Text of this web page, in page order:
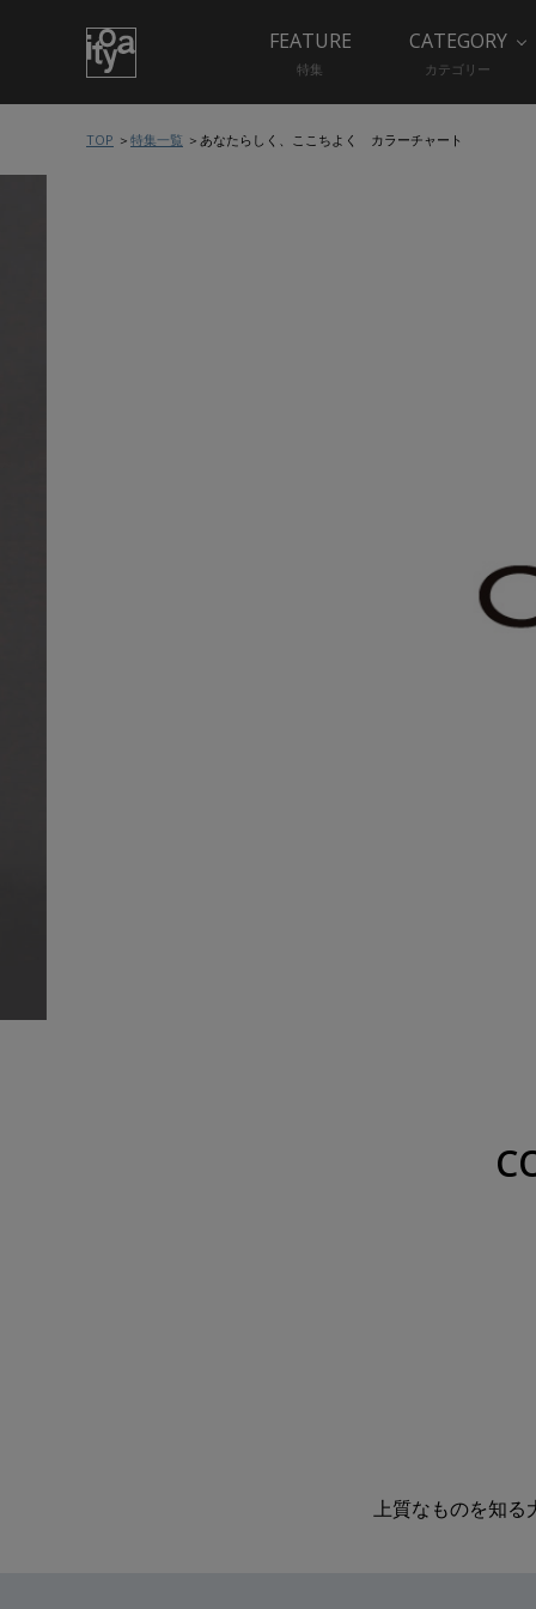
FEATURE
特集
CATEGORY
カテゴリー
TOP 特集一覧 あなたらしく、ここちよく カラーチャート
上質なものを知る